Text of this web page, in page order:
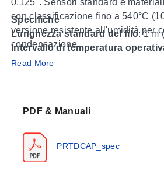
0,125". Sensori standard e
con classificazione fino a 540°C
versione resistente all'umidità per
condensazione.
Specifiche
Lunghezza standard del filo: 1 m
Intervallo di temperatura
260°C (-320 a 500°F)
Fili in fibra di vetro
Elemento sensibile: Platino a film
Read More
PDF & Manuali
PRTDCAP_spec